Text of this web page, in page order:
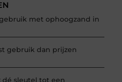
met ophoogzand in
gebruik dan prijzen